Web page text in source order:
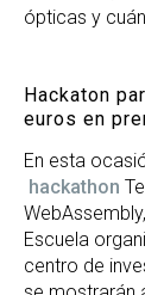
ópticas y
Hackaton
euros en
En esta
hackathon
Escuela
centro de